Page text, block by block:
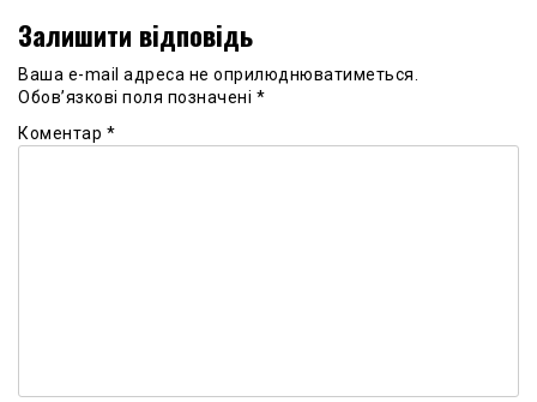
Залишити відповідь
Ваша e-mail адреса не оприлюднюватиметься.
Обов’язкові поля позначені *
Коментар *